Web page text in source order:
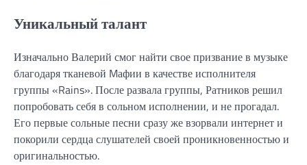
Уникальный талант
Изначально Валерий смог найти свое призвание в музыке
благодаря тканевой Mафии в качестве исполнителя
группы «Rains». После развала группы, Ратников решил
попробовать себя в сольном исполнении, и не прогадал.
Его первые сольные песни сразу же взорвали интернет и
покорили сердца слушателей своей проникновенностью и
оригинальностью.